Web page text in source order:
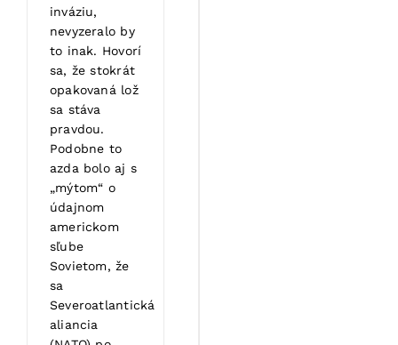
inváziu,
nevyzeralo by
to inak. Hovorí
sa, že stokrát
opakovaná lož
sa stáva
pravdou.
Podobne to
azda bolo aj s
„mýtom“ o
údajnom
americkom
sľube
Sovietom, že
sa
Severoatlantická
aliancia